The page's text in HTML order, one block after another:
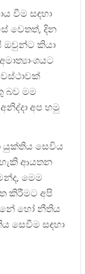
වීම සඳහා
වෙතත්, දින
ඔවුන්ට කියා
බව මම
අප හමු
යුක්තිය සෙවිය
ආයතන
මෙම
කිරීමට අපි
හෝ නීතිය
සෙවීම සඳහා